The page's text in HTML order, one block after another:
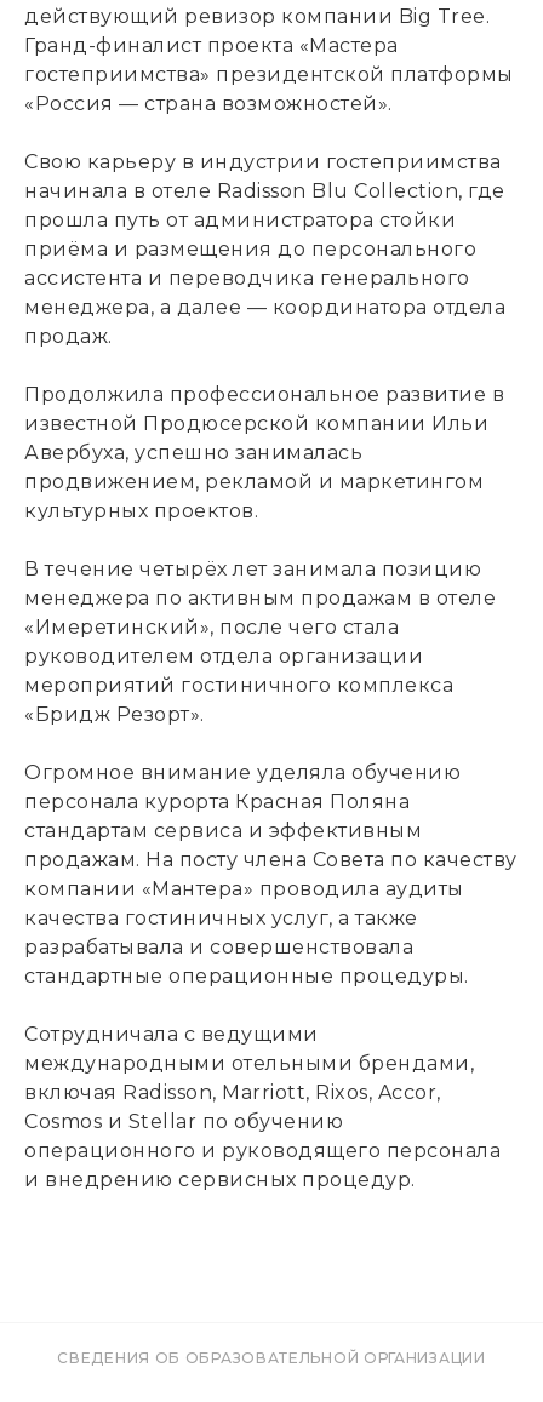
действующий ревизор компании Big Tree.
Гранд-финалист проекта «Мастера
гостеприимства» президентской платформы
«Россия — страна возможностей».
Свою карьеру в индустрии гостеприимства
начинала в отеле Radisson Blu Collection, где
прошла путь от администратора стойки
приёма и размещения до персонального
ассистента и переводчика генерального
менеджера, а далее — координатора отдела
продаж.
Продолжила профессиональное развитие в
известной Продюсерской компании Ильи
Авербуха, успешно занималась
продвижением, рекламой и маркетингом
культурных проектов.
В течение четырёх лет занимала позицию
менеджера по активным продажам в отеле
«Имеретинский», после чего стала
руководителем отдела организации
мероприятий гостиничного комплекса
«Бридж Резорт».
Огромное внимание уделяла обучению
персонала курорта Красная Поляна
стандартам сервиса и эффективным
продажам. На посту члена Совета по качеству
компании «Мантера» проводила аудиты
качества гостиничных услуг, а также
разрабатывала и совершенствовала
стандартные операционные процедуры.
Сотрудничала с ведущими
международными отельными брендами,
включая Radisson, Marriott, Rixos, Accor,
Cosmos и Stellar по обучению
операционного и руководящего персонала
и внедрению сервисных процедур.
СВЕДЕНИЯ ОБ ОБРАЗОВАТЕЛЬНОЙ ОРГАНИЗАЦИИ